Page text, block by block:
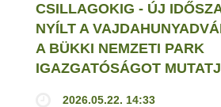
CSILLAGOKIG - ÚJ
NYÍLT A
A BÜKKI NEMZETI PARK
IGAZGATÓSÁGOT
2026.05.22. 14:33